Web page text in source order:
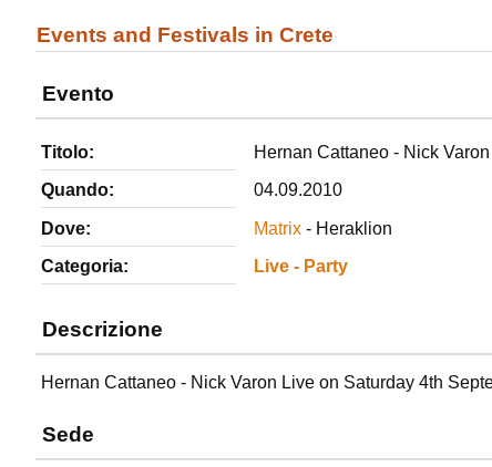
Events and Festivals in Crete
Evento
Titolo: Hernan Cattaneo - Nick
Quando: 04.09.2010
Dove: Matrix - Heraklion
Categoria: Live - Party
Descrizione
Hernan Cattaneo - Nick Varon Live on Saturday 4th
Sede